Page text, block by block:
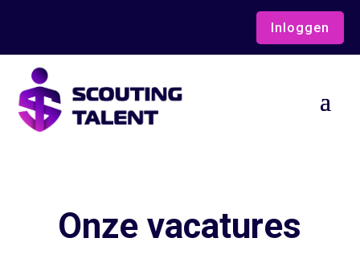
Inloggen
Onze vacatures